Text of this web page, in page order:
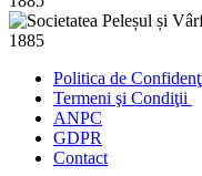
Politica de Confidenţ
Termeni şi Condiţii
ANPC
GDPR
Contact